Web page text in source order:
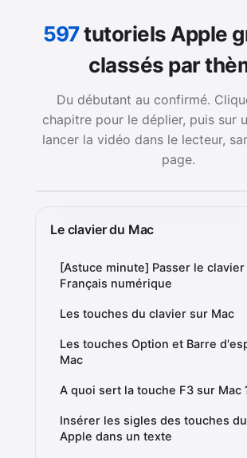
597tutoriels Apple
classés par
Du débutant au confirmé.
chapitre pour le déplier, puis sur
lancer la vidéo dans le lecteur,
page.
Le clavier du Mac
[Astuce minute] Passer le clavier
Français numérique
Les touches du clavier sur Mac
Les touches Option et Barre
Mac
A quoi sert la touche F3 sur Mac
Insérer les sigles des touches
Apple dans un texte